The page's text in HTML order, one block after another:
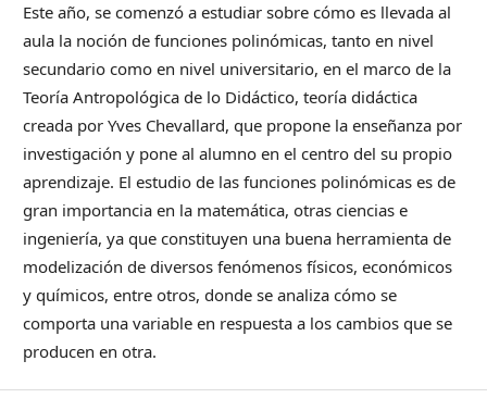
Este año, se comenzó a estudiar sobre cómo es llevada al
aula la noción de funciones polinómicas, tanto en nivel
secundario como en nivel universitario, en el marco de la
Teoría Antropológica de lo Didáctico, teoría didáctica
creada por Yves Chevallard, que propone la enseñanza por
investigación y pone al alumno en el centro del su propio
aprendizaje. El estudio de las funciones polinómicas es de
gran importancia en la matemática, otras ciencias e
ingeniería, ya que constituyen una buena herramienta de
modelización de diversos fenómenos físicos, económicos
y químicos, entre otros, donde se analiza cómo se
comporta una variable en respuesta a los cambios que se
producen en otra.